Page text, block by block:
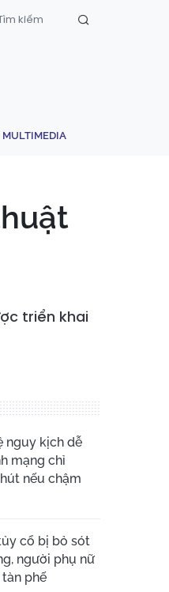
MULTIMEDIA
triển khai
nguy kịch dễ
mạng chỉ
nếu chậm
cổ bị bỏ sót
người phụ nữ
phế